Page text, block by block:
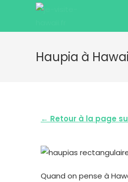
Haupia à
← Retour à la page
Quand on pense à